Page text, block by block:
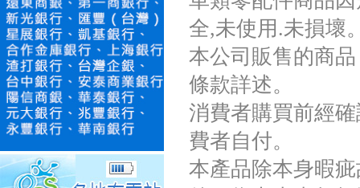
全,未使用.未損壞
本公司販售的商
條款詳述。
消費者購買前經
費者自付。
本產品除本身暇